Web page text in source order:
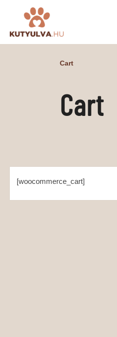
Cart
Cart
[woocommerce_cart]